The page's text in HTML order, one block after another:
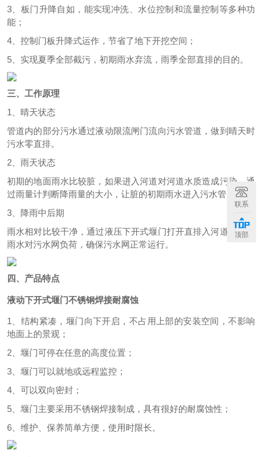
3、板门升降自如，能实现冲洗、水位控制和流量控制等多种功
能；
4、控制门板升降式运作，节省了地下开挖空间；
5、实现夏季全部截污，初期雨水弃流，雨季全部直排的目的。
三、工作原理
1、晴天状态
管道内的部分污水通过液动限流闸门流向污水管道，做到晴天时
污水零直排。
2、雨天状态
初期的地面雨水比较脏，如果进入河道对河道水质造成污染。通
过雨量计判断降雨量的大小，让脏的初期雨水进入污水管。
3、降雨中后期
雨水相对比较干净，通过液压下开式堰门打开直排入河道，减少
雨水对污水网负荷，确保污水网正常运行。
四、产品特点
液动下开式堰门不锈钢焊接耐腐蚀
1、结构紧凑，堰门向下开启，不占用上部的安装空间，不影响
地面上的景观；
2、堰门可停在任意的高度位置；
3、堰门可以就地或远程监控；
4、可以双向密封；
5、堰门主要采用不锈钢焊接制成，具有很好的耐腐蚀性；
6、维护、保养简单方便，使用时限长。
联系
顶部